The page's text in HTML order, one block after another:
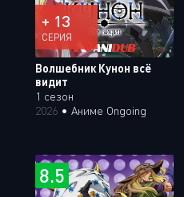
+ 13
СЕРИЯ
Волшебник Кунон всё
видит
1 сезон
2026 • Аниме Ongoing
8.5